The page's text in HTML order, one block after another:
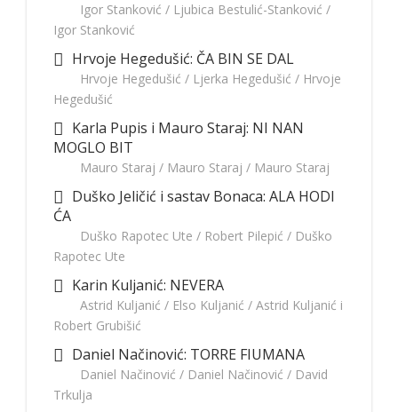
Igor Stanković / Ljubica Bestulić-Stanković /
Igor Stanković
Hrvoje Hegedušić: ČA BIN SE DAL
Hrvoje Hegedušić / Ljerka Hegedušić / Hrvoje
Hegedušić
Karla Pupis i Mauro Staraj: NI NAN
MOGLO BIT
Mauro Staraj / Mauro Staraj / Mauro Staraj
Duško Jeličić i sastav Bonaca: ALA HODI
ĆA
Duško Rapotec Ute / Robert Pilepić / Duško
Rapotec Ute
Karin Kuljanić: NEVERA
Astrid Kuljanić / Elso Kuljanić / Astrid Kuljanić i
Robert Grubišić
Daniel Načinović: TORRE FIUMANA
Daniel Načinović / Daniel Načinović / David
Trkulja